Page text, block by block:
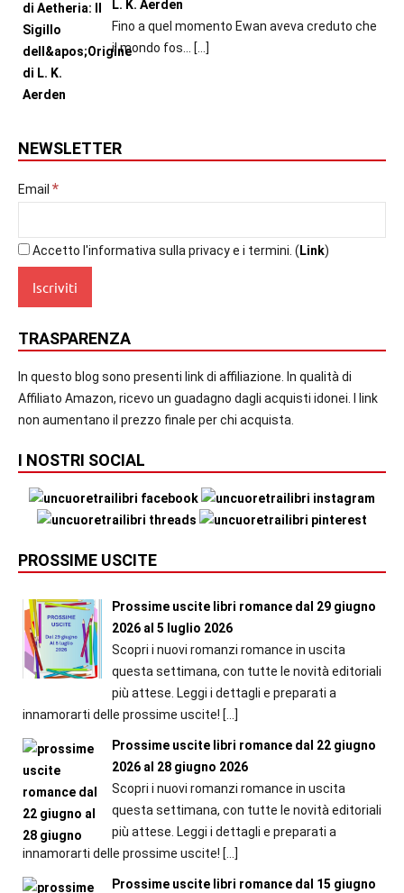
L. K. Aerden
Fino a quel momento Ewan aveva creduto che
il mondo fos...
[…]
NEWSLETTER
Email *
Accetto l'informativa sulla privacy e i termini. ( Link)
TRASPARENZA
In questo blog sono presenti link di affiliazione. In qualità di
Affiliato Amazon, ricevo un guadagno dagli acquisti idonei. I link
non aumentano il prezzo finale per chi acquista.
I NOSTRI SOCIAL
PROSSIME USCITE
Prossime uscite libri romance dal 29 giugno
2026 al 5 luglio 2026
Scopri i nuovi romanzi romance in uscita
questa settimana, con tutte le novità editoriali
più attese. Leggi i dettagli e preparati a
innamorarti delle prossime uscite! […]
Prossime uscite libri romance dal 22 giugno
2026 al 28 giugno 2026
Scopri i nuovi romanzi romance in uscita
questa settimana, con tutte le novità editoriali
più attese. Leggi i dettagli e preparati a
innamorarti delle prossime uscite! […]
Prossime uscite libri romance dal 15 giugno